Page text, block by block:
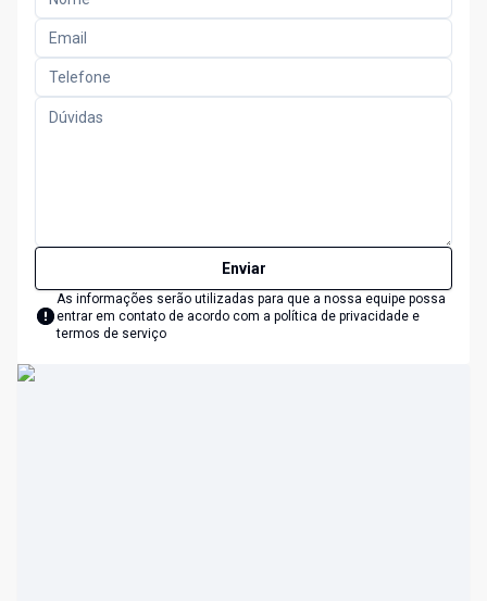
Enviar
As informações serão utilizadas para que a nossa equipe possa
entrar em contato de acordo com a política de privacidade e
termos de serviço